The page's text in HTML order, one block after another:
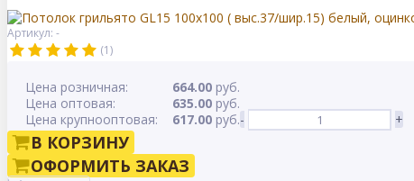
Артикул: -
(1)
Цена розничная: 664.00 руб.
Цена оптовая:
635.00 руб.
Цена крупнооптовая:
617.00 руб.- +
В КОРЗИНУ
ОФОРМИТЬ ЗАКАЗ